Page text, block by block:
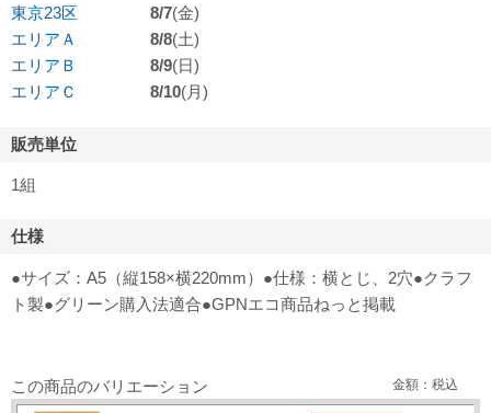
東京23区 8/7(金)
エリアＡ
8/8(土)
エリアＢ
8/9(日)
エリアＣ
8/10(月)
販売単位
1組
仕様
●サイズ：A5（縦158×横220mm）●仕様：横とじ、2穴●クラフ
ト製●グリーン購入法適合●GPNエコ商品ねっと掲載
この商品のバリエーション 金額：税込